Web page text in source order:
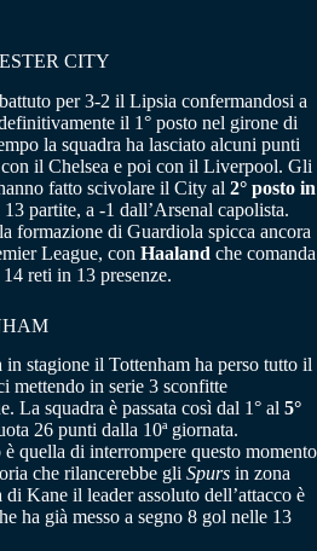
CITY
per 3-2 il Lipsia confermandosi a
il 1° posto nel girone di
la squadra ha lasciato alcuni punti
il Chelsea e poi con il Liverpool. Gli
fatto scivolare il City al 2° posto in
partite, a -1 dall’Arsenal capolista.
formazione di Guardiola spicca ancora
League, con Haaland che comanda
reti in 13 presenze.
stagione il Tottenham ha perso tutto il
mettendo in serie 3 sconfitte
La squadra è passata così dal 1° al 5°
26 punti dalla 10ª giornata.
quella di interrompere questo momento
che rilancerebbe gli Spurs in zona
Kane il leader assoluto dell’attacco è
ha già messo a segno 8 gol nelle 13